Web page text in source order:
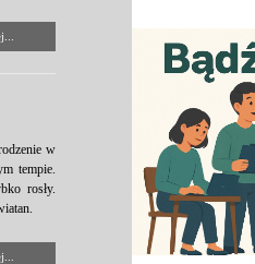
w
tempie.
rosły.